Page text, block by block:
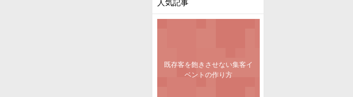
人気記事
既存客を飽きさせない集客イ
ベントの作り方